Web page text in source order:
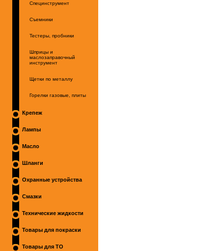
Специнструмент
Съемники
Тестеры, пробники
Шприцы и
маслозаправочный
инструмент
Щетки по металлу
Горелки газовые, плиты
Крепеж
Лампы
Масло
Шланги
Охранные устройства
Смазки
Технические жидкости
Товары для покраски
Товары для ТО